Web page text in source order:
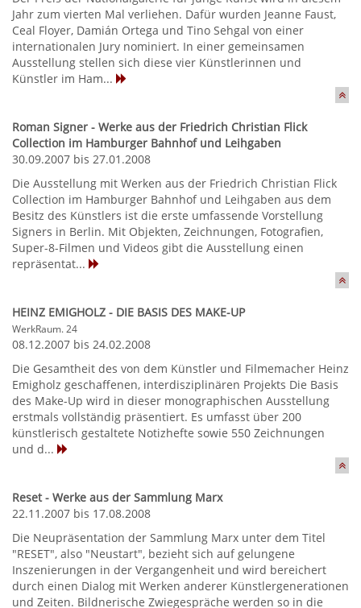
Jahr zum vierten Mal verliehen. Dafür wurden Jeanne Faust,
Ceal Floyer, Damián Ortega und Tino Sehgal von einer
internationalen Jury nominiert. In einer gemeinsamen
Ausstellung stellen sich diese vier Künstlerinnen und
Künstler im Ham...
Roman Signer - Werke aus der Friedrich Christian Flick
Collection im Hamburger Bahnhof und Leihgaben
30.09.2007 bis 27.01.2008
Die Ausstellung mit Werken aus der Friedrich Christian Flick
Collection im Hamburger Bahnhof und Leihgaben aus dem
Besitz des Künstlers ist die erste umfassende Vorstellung
Signers in Berlin. Mit Objekten, Zeichnungen, Fotografien,
Super-8-Filmen und Videos gibt die Ausstellung einen
repräsentat...
HEINZ EMIGHOLZ - DIE BASIS DES MAKE-UP
WerkRaum. 24
08.12.2007 bis 24.02.2008
Die Gesamtheit des von dem Künstler und Filmemacher Heinz
Emigholz geschaffenen, interdisziplinären Projekts Die Basis
des Make-Up wird in dieser monographischen Ausstellung
erstmals vollständig präsentiert. Es umfasst über 200
künstlerisch gestaltete Notizhefte sowie 550 Zeichnungen
und d...
Reset - Werke aus der Sammlung Marx
22.11.2007 bis 17.08.2008
Die Neupräsentation der Sammlung Marx unter dem Titel
"RESET", also "Neustart", bezieht sich auf gelungene
Inszenierungen in der Vergangenheit und wird bereichert
durch einen Dialog mit Werken anderer Künstlergenerationen
und Zeiten. Bildnerische Zwiegespräche werden so in die